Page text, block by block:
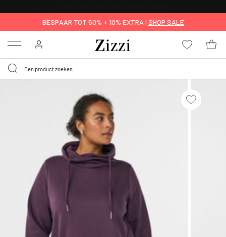
BESPAAR TOT 50% + 10% EXTRA | SHOP SALE
Menu